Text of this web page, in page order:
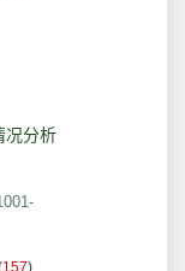
况分析